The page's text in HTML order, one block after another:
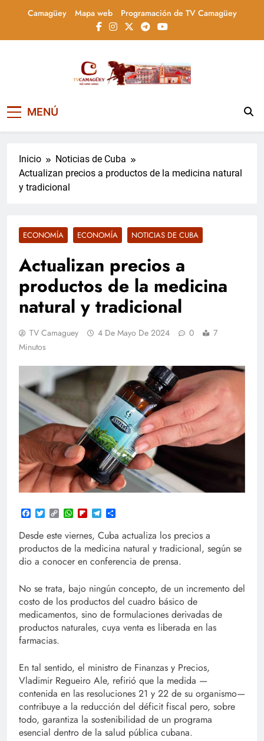
Camagüey Mapa web Programación de TV Camagüey
Televisión Camagüey,
Cuba
informa, educa y entretiene con contenidos
la actualidad nacional
MENÚ
Inicio
Noticias de Cuba
Actualizan precios a productos de la medicina natural
y tradicional
ECONOMÍA ECONOMÍA NOTICIAS DE CUBA
Actualizan precios a
productos de la medicina
natural y tradicional
TV Camaguey 4 De Mayo De 2024 0
7
Minutos
Facebook
TwitterCopy
Link
WhatsApp
FlipboardTelegram
Desde este viernes, Cuba actualiza los precios a
productos de la medicina natural y tradicional, según se
dio a conocer en conferencia de prensa.
No se trata, bajo ningún concepto, de un incremento del
costo de los productos del cuadro básico de
medicamentos, sino de formulaciones derivadas de
productos naturales, cuya venta es liberada en las
farmacias.
En tal sentido, el ministro de Finanzas y Precios,
Vladimir Regueiro Ale, refirió que la medida —
contenida en las resoluciones 21 y 22 de su organismo—
contribuye a la reducción del déficit fiscal pero, sobre
todo, garantiza la sostenibilidad de un programa
esencial dentro de la salud pública cubana.